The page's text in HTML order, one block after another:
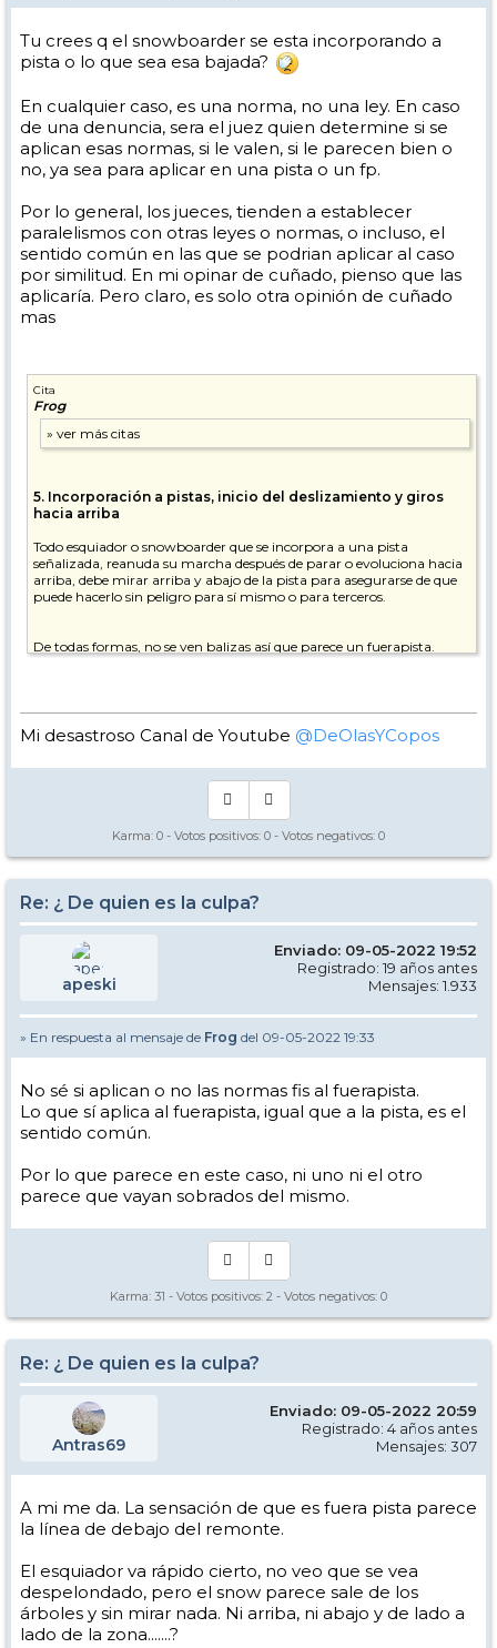
Tu crees q el snowboarder se esta incorporando a
pista o lo que sea esa bajada?
En cualquier caso, es una norma, no una ley. En caso
de una denuncia, sera el juez quien determine si se
aplican esas normas, si le valen, si le parecen bien o
no, ya sea para aplicar en una pista o un fp.
Por lo general, los jueces, tienden a establecer
paralelismos con otras leyes o normas, o incluso, el
sentido común en las que se podrian aplicar al caso
por similitud. En mi opinar de cuñado, pienso que las
aplicaría. Pero claro, es solo otra opinión de cuñado
mas
Cita
Frog
5. Incorporación a pistas, inicio del deslizamiento y giros
hacia arriba
Todo esquiador o snowboarder que se incorpora a una pista
señalizada, reanuda su marcha después de parar o evoluciona hacia
arriba, debe mirar arriba y abajo de la pista para asegurarse de que
puede hacerlo sin peligro para sí mismo o para terceros.
De todas formas, no se ven balizas así que parece un fuerapista.
Mi desastroso Canal de Youtube @DeOlasYCopos
Karma: 0 - Votos positivos: 0 - Votos negativos: 0
Re: ¿ De quien es la culpa?
apeski
Enviado: 09-05-2022 19:52
Registrado: 19 años antes
Mensajes: 1.933
» En respuesta al mensaje de Frog del 09-05-2022 19:33
No sé si aplican o no las normas fis al fuerapista.
Lo que sí aplica al fuerapista, igual que a la pista, es el
sentido común.
Por lo que parece en este caso, ni uno ni el otro
parece que vayan sobrados del mismo.
Karma: 31 - Votos positivos: 2 - Votos negativos: 0
Re: ¿ De quien es la culpa?
Antras69
Enviado: 09-05-2022 20:59
Registrado: 4 años antes
Mensajes: 307
A mi me da. La sensación de que es fuera pista parece
la línea de debajo del remonte.
El esquiador va rápido cierto, no veo que se vea
despelondado, pero el snow parece sale de los
árboles y sin mirar nada. Ni arriba, ni abajo y de lado a
lado de la zona.......?